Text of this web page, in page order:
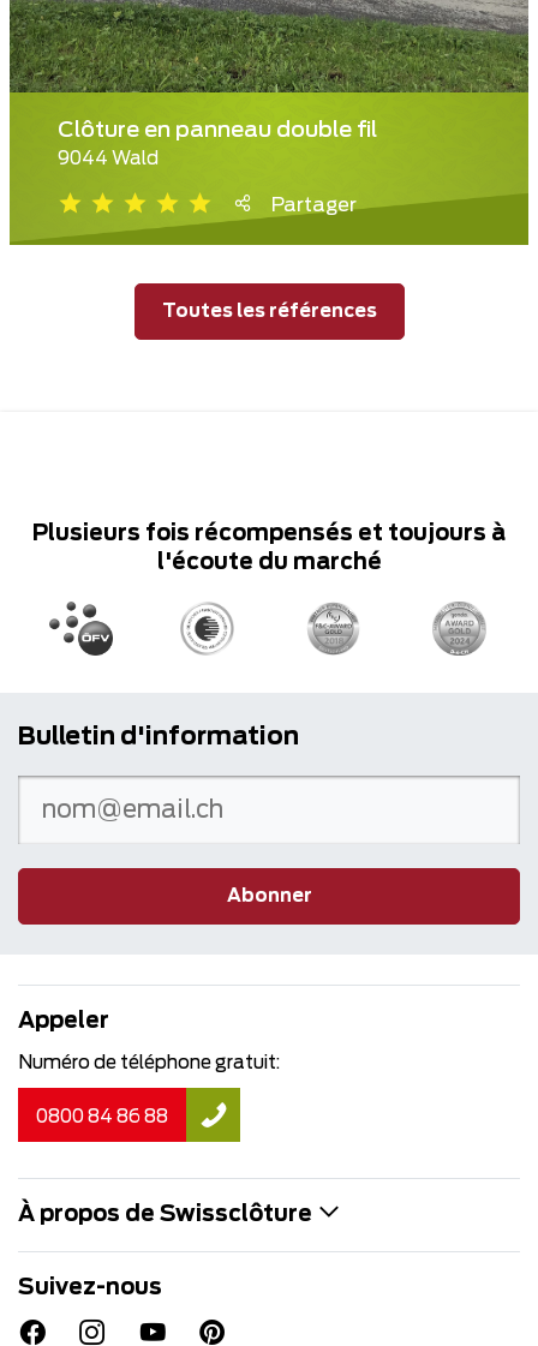
Clôture en panneau double fil
9044 Wald
Partager
Toutes les références
Plusieurs fois récompensés et toujours à
l'écoute du marché
Bulletin d'information
Abonner
Appeler
Numéro de téléphone gratuit:
0800 84 86 88
À propos de Swissclôture
Suivez-nous